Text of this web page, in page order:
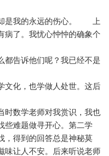
是我的永远的伤心。 上
病了。我忧心忡忡的确象个
告诉他们呢？我已经不是
化，也学做人处世。这后
数学老师对我赏识，我也
些难题做寻开心。第二学
，得到的回答总是神秘莫
味让人不安。后来听说老师